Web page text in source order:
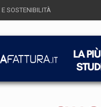
SOSTENIBILITÀ